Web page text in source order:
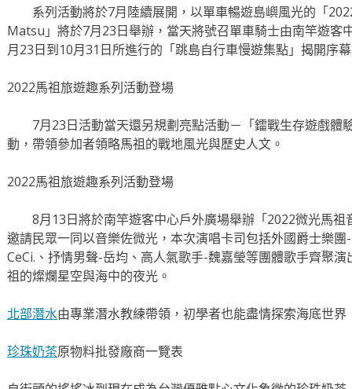
系列活動將於7月陸續展開，以單車暢遊島嶼風光的「
Matsu」將於7月23日舉辦，當天將號召單車騎士由南竿遊客
月23日到10月31日所進行的「跳島自行車慢遊集點」揭開序
2022馬祖旅遊趣系列活動登場
7月23日活動當天還另規劃亮點活動－「鐳戰生存遊戲體
動，帶領參加者領略馬祖的戰地風光與歷史人文。
2022馬祖旅遊趣系列活動登場
8月13日將於南竿遊客中心戶外廣場舉辦「2022微光馬祖
邀請民眾一同以音樂佐微光，本次演唱卡司包括外國爵士樂
CeCi.、抒情男聲-岳均、高人氣歌手-魏嘉瑩等團體歌手齊聚
祖的燦爛星空與海中的夜光。
北部潛水由專業潛水教練帶領，初學者也能盡情探索海底世界
珍珠奶茶原物料批發廠商一覽表